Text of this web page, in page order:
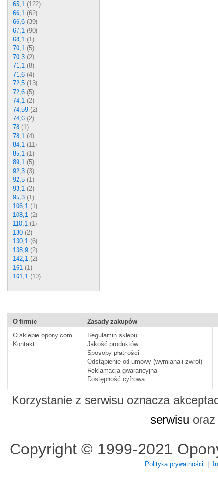
65,1 (122)
66,1 (62)
66,6 (39)
67,1 (90)
68,1 (1)
70,1 (5)
70,3 (2)
71,1 (8)
71,6 (4)
72,5 (13)
72,6 (5)
74,1 (2)
74,59 (2)
74,6 (2)
78 (1)
78,1 (4)
84,1 (11)
85,1 (1)
89,1 (5)
92,3 (3)
92,5 (1)
93,1 (2)
95,3 (1)
106,1 (1)
108,1 (2)
110,1 (1)
130 (2)
130,1 (6)
138,9 (2)
142,1 (2)
161 (1)
161,1 (10)
O firmie
O sklepie opony.com
Kontakt
Zasady zakupów
Regulamin sklepu
Jakość produktów
Sposoby płatności
Odstąpienie od umowy (wymiana i zwrot)
Reklamacja gwarancyjna
Dostępność cyfrowa
Korzystanie z serwisu oznacza
serwisu oraz
Copyright © 1999-2021
Polityka prywatności